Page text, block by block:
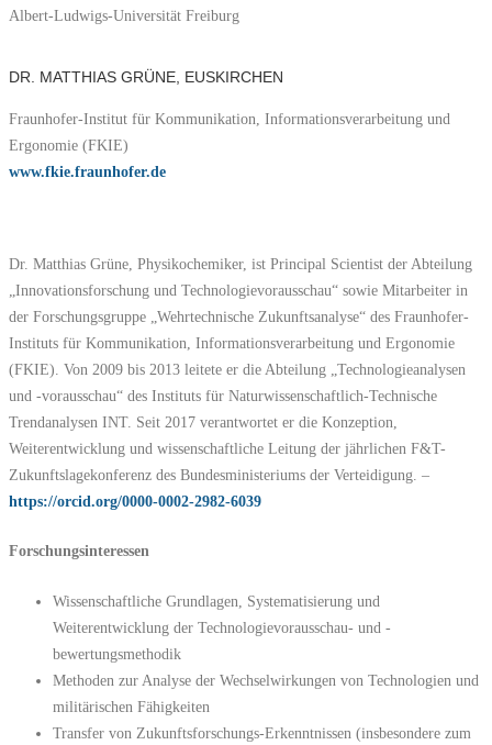
Albert-Ludwigs-Universität Freiburg
DR. MATTHIAS GRÜNE, EUSKIRCHEN
Fraunhofer-Institut für Kommunikation, Informationsverarbeitung und
Ergonomie (FKIE)
www.fkie.fraunhofer.de
Dr. Matthias Grüne, Physikochemiker, ist Principal Scientist der Abteilung
„Innovationsforschung und Technologievorausschau“ sowie Mitarbeiter in
der Forschungsgruppe „Wehrtechnische Zukunftsanalyse“ des Fraunhofer-
Instituts für Kommunikation, Informationsverarbeitung und Ergonomie
(FKIE). Von 2009 bis 2013 leitete er die Abteilung „Technologieanalysen
und -vorausschau“ des Instituts für Naturwissenschaftlich-Technische
Trendanalysen INT. Seit 2017 verantwortet er die Konzeption,
Weiterentwicklung und wissenschaftliche Leitung der jährlichen F&T-
Zukunftslagekonferenz des Bundesministeriums der Verteidigung. –
https://orcid.org/0000-0002-2982-6039
Forschungsinteressen
Wissenschaftliche Grundlagen, Systematisierung und
Weiterentwicklung der Technologievorausschau- und -
bewertungsmethodik
Methoden zur Analyse der Wechselwirkungen von Technologien und
militärischen Fähigkeiten
Transfer von Zukunftsforschungs-Erkenntnissen (insbesondere zum